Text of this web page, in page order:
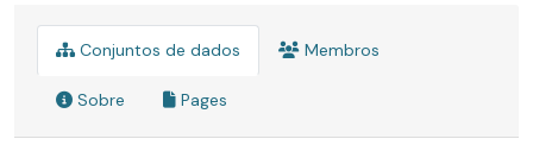
Conjuntos de dados Membros
Sobre Pages